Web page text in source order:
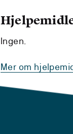
Ingen.
Mer om